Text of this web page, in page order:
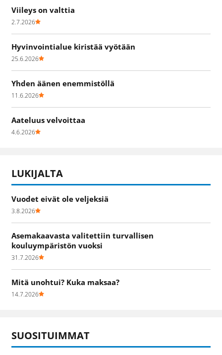
Viileys on valttia
2.7.2026
Hyvinvointialue kiristää vyötään
25.6.2026
Yhden äänen enemmistöllä
11.6.2026
Aateluus velvoittaa
4.6.2026
LUKIJALTA
Vuodet eivät ole veljeksiä
3.8.2026
Asemakaavasta valitettiin turvallisen
kouluympäristön vuoksi
31.7.2026
Mitä unohtui? Kuka maksaa?
14.7.2026
SUOSITUIMMAT